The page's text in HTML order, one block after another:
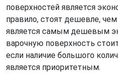
поверхностей является
правило, стоят дешевле, чем
является самым дешевым
варочную поверхность
если наличие большого
является приоритетным.